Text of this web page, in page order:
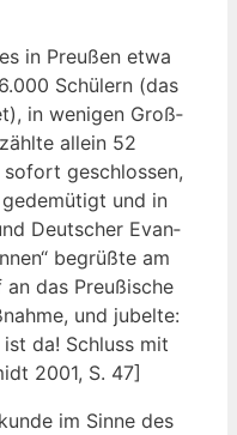
in Preu­ßen etwa
Schü­lern (das
in weni­gen Groß­
allein 52
geschlos­sen,
und in
Deut­scher Evan­
begrüß­te am
an das Preu­ßi­sche
und jubel­te:
ist da! Schluss mit
2001, S. 47]
im Sin­ne des